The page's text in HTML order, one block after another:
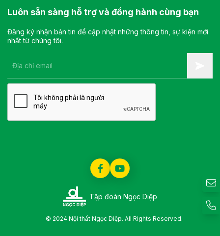
Luôn sẵn sàng hỗ trợ và đồng hành cùng bạn
Đăng ký nhận bản tin để cập nhật những thông tin, sự kiện mới
nhất từ chúng tôi.
Tập đoàn Ngọc Diệp
© 2024 Nội thất Ngọc Diệp. All Rights Reserved.